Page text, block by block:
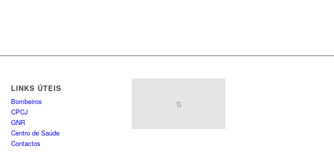
LINKS ÚTEIS
Bombeiros
CPCJ
GNR
Centro de Saúde
Contactos